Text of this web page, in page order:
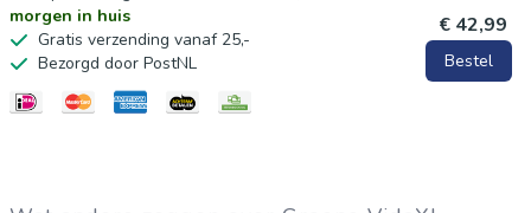
Het product is vacuüm verpakt, dus het heeft enige tijd nodig
om uit te zetten en terug te keren naar zijn oorspronkelijke
vorm.
morgen in huis
Gratis verzending vanaf 25,-
Bezorgd door PostNL
€ 42,99
Bestel